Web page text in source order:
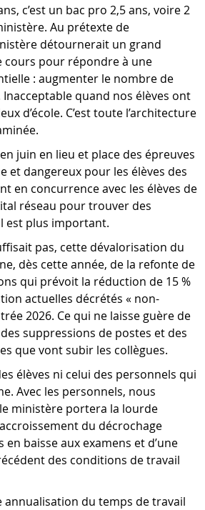
c’est un bac pro 2,5 ans, voire 2
Au prétexte de
détournerait un grand
cours pour répondre à une
: augmenter le nombre de
Inacceptable quand nos élèves ont
d’école. C’est toute l’architecture
juin en lieu et place des épreuves
et dangereux pour les élèves des
en concurrence avec les élèves de
réseau pour trouver des
est plus important.
pas, cette dévalorisation du
dès cette année, de la refonte de
qui prévoit la réduction de 15 %
actuelles décrétés « non-
2026. Ce qui ne laisse guère de
suppressions de postes et des
que vont subir les collègues.
élèves ni celui des personnels qui
Avec les personnels, nous
ministère portera la lourde
du décrochage
baisse aux examens et d’une
des conditions de travail
annualisation du temps de travail